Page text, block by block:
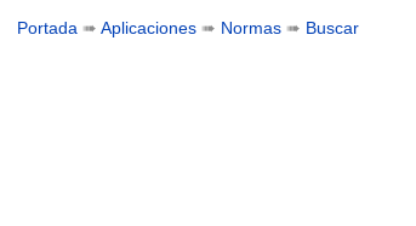
Portada ➠Aplicaciones ➠ Normas ➠ Buscar